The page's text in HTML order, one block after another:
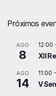
Próximos
AGO
8
12:00
XII
AGO
14
11:00 -
V